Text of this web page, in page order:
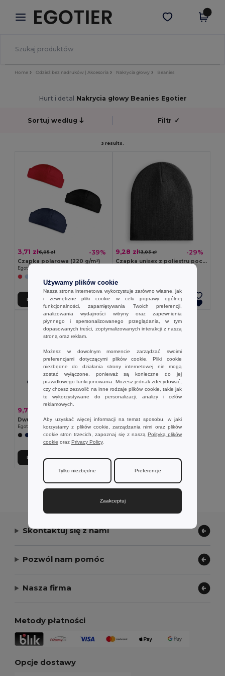
× Aplikacja Egotier
Lepsze ceny w aplikacji!
Pobierz app
Home Odzież bez nadruków | Akcesoria Nakrycia głowy Beanies
Hurt i detal Nakrycia głowy Beanies Egotier
Sortuj według Filtr ✓
3 results.
3,71 zł6,05 zł -39%
Czapka polarowa (220 g/m²)
Egotier 99018
Dodaj Do Koszyka
9,28 zł13,03 zł -29%
Czapka unisex z poliestru pochodzącego (100% rPET)
Dodaj Do Koszyka
9,72 zł
Dwuwarstwowa czapka unisex poliestru pochodzącego (100% rPET)
Egotier 99038
Dodaj Do Koszyka
Wyświetlanie Wszystkich Produktów.
Skontaktuj się z nami
Pozwól nam pomóc
Nasza firma
Metody płatności
Opcje dostawy
Używamy plików cookie
Nasza strona internetowa wykorzystuje zarówno własne, jak
i zewnętrzne pliki cookie w celu poprawy ogólnej
funkcjonalności, zapamiętywania Twoich preferencji,
analizowania wydajności witryny oraz zapewnienia
płynnego i spersonalizowanego przeglądania, w tym
dopasowanych treści, zoptymalizowanych interakcji z naszą
stroną oraz reklam.
Możesz w dowolnym momencie zarządzać swoimi
preferencjami dotyczącymi plików cookie. Pliki cookie
niezbędne do działania strony internetowej nie mogą
zostać wyłączone, ponieważ są konieczne do jej
prawidłowego funkcjonowania. Możesz jednak zdecydować,
czy chcesz zezwolić na inne rodzaje plików cookie, takie jak
te wykorzystywane do personalizacji, analizy i celów
reklamowych.
Aby uzyskać więcej informacji na temat sposobu, w jaki
korzystamy z plików cookie, zarządzania nimi oraz plików
cookie stron trzecich, zapoznaj się z naszą Polityką plików
cookie oraz Privacy Policy.
Tylko niezbędne Preferencje
Zaakceptuj